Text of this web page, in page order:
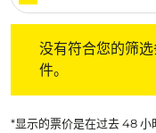
没有符合您的筛
件。
*显示的票价是在过去 48 小